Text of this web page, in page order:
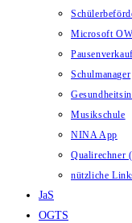
Microsoft
Pausenverkauf
Schulmanager
Musikschule
NINA App
Qualirechner
nützliche
JaS
OGTS